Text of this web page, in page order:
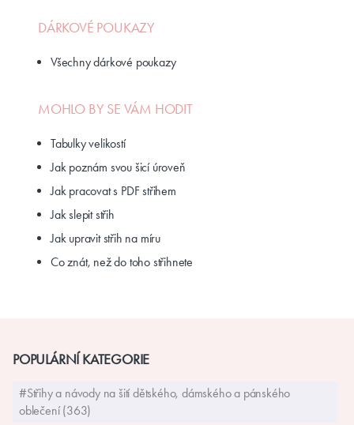
DÁRKOVÉ POUKAZY
Všechny dárkové poukazy
MOHLO BY SE VÁM HODIT
Tabulky velikostí
Jak poznám svou šicí úroveň
Jak pracovat s PDF střihem
Jak slepit střih
Jak upravit střih na míru
Co znát, než do toho střihnete
POPULÁRNÍ KATEGORIE
#Střihy a návody na šití dětského, dámského a pánského
oblečení (363)